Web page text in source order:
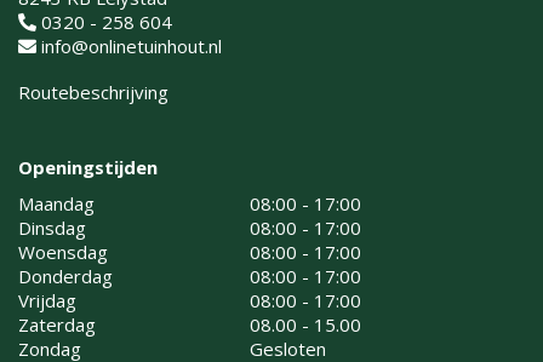
0320 - 258 604
info@onlinetuinhout.nl
Routebeschrijving
Openingstijden
Maandag
08:00 - 17:00
Dinsdag
08:00 - 17:00
Woensdag
08:00 - 17:00
Donderdag
08:00 - 17:00
Vrijdag
08:00 - 17:00
Zaterdag
08.00 - 15.00
Zondag
Gesloten